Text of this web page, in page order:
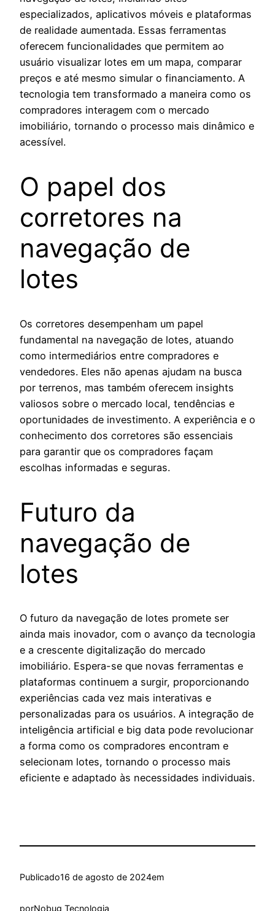
especializados, aplicativos móveis e plataformas
de realidade aumentada. Essas ferramentas
oferecem funcionalidades que permitem ao
usuário visualizar lotes em um mapa, comparar
preços e até mesmo simular o financiamento. A
tecnologia tem transformado a maneira como os
compradores interagem com o mercado
imobiliário, tornando o processo mais dinâmico e
acessível.
O papel dos
corretores na
navegação de
lotes
Os corretores desempenham um papel
fundamental na navegação de lotes, atuando
como intermediários entre compradores e
vendedores. Eles não apenas ajudam na busca
por terrenos, mas também oferecem insights
valiosos sobre o mercado local, tendências e
oportunidades de investimento. A experiência e o
conhecimento dos corretores são essenciais
para garantir que os compradores façam
escolhas informadas e seguras.
Futuro da
navegação de
lotes
O futuro da navegação de lotes promete ser
ainda mais inovador, com o avanço da tecnologia
e a crescente digitalização do mercado
imobiliário. Espera-se que novas ferramentas e
plataformas continuem a surgir, proporcionando
experiências cada vez mais interativas e
personalizadas para os usuários. A integração de
inteligência artificial e big data pode revolucionar
a forma como os compradores encontram e
selecionam lotes, tornando o processo mais
eficiente e adaptado às necessidades individuais.
Publicado16 de agosto de 2024em
porNobug Tecnologia